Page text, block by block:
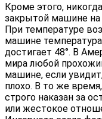
Кроме этого,
закрытой машине на
При температуре
машине температура
достигает 48°. В
мира любой
машине, если
плохо. В то же
строго наказан за
или жестокое